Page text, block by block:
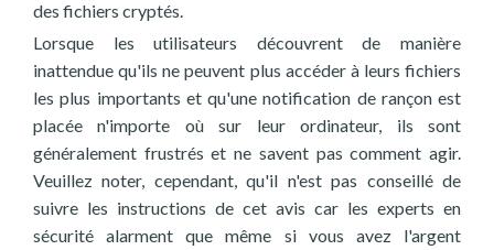
des fichiers cryptés.
Lorsque les utilisateurs découvrent de manière
inattendue qu'ils ne peuvent plus accéder à leurs fichiers
les plus importants et qu'une notification de rançon est
placée n'importe où sur leur ordinateur, ils sont
généralement frustrés et ne savent pas comment agir.
Veuillez noter, cependant, qu'il n'est pas conseillé de
suivre les instructions de cet avis car les experts en
sécurité alarment que même si vous avez l'argent